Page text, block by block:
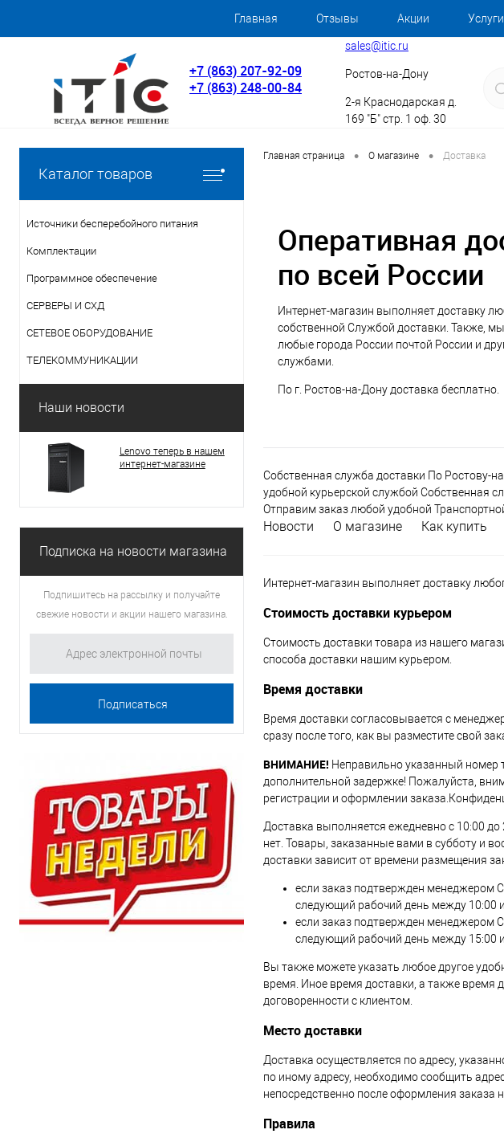
Главная Отзывы Акции Услуги
+7 (863) 207-92-09
+7 (863) 248-00-84
sales@itic.ru
Ростов-на-Дону
2-я Краснодарская д.
169 "Б" стр. 1 оф. 30
Каталог товаров
Источники бесперебойного питания
Комплектации
Программное обеспечение
СЕРВЕРЫ И СХД
СЕТЕВОЕ ОБОРУДОВАНИЕ
ТЕЛЕКОММУНИКАЦИИ
Наши новости
Lenovo теперь в нашем
интернет-магазине
Подписка на новости магазина
Подпишитесь на рассылку и получайте
свежие новости и акции нашего магазина.
Главная страница • О магазине • Доставка
Оперативная
по всей России
Интернет-магазин выполняет доставку
собственной Службой доставки. Также,
любые города России почтой России и
службами.
По г. Ростов-на-Дону доставка бесплатно.
Собственная служба доставки По Ростову-
удобной курьерской службой Собственная
Отправим заказ любой удобной
Новости О магазине Как купить
Интернет-магазин выполняет доставку
Стоимость доставки курьером
Стоимость доставки товара из нашего
способа доставки нашим курьером.
Время доставки
Время доставки согласовывается с
сразу после того, как вы разместите свой
ВНИМАНИЕ! Неправильно указанный номер
дополнительной задержке! Пожалуйста,
регистрации и оформлении
Доставка выполняется ежедневно с 10:00 до
нет. Товары, заказанные вами в субботу и
доставки зависит от времени размещения
если заказ подтвержден менеджером
следующий рабочий день между 10:00
если заказ подтвержден менеджером
следующий рабочий день между 15:00
Вы также можете указать любое другое
время. Иное время доставки, а также время
договоренности с клиентом.
Место доставки
Доставка осуществляется по адресу,
по иному адресу, необходимо сообщить
непосредственно после оформления заказа
Правила